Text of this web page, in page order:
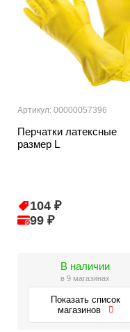
Артикул: 00000057396
Перчатки латексные
размер L
104 ₽
99 ₽
В наличии
в 9 магазинах
Показать список
магазинов